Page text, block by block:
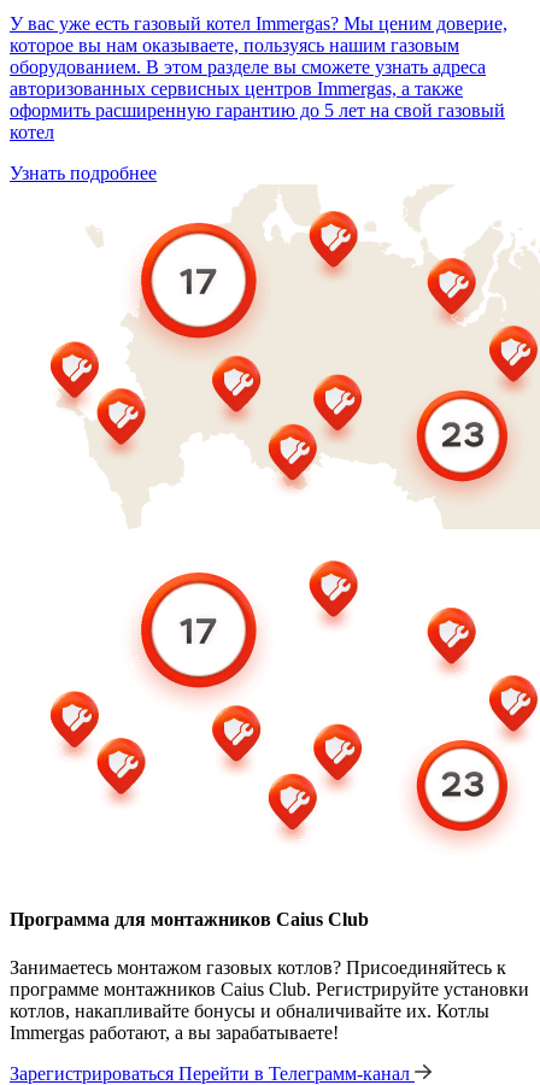
У вас уже есть газовый котел Immergas? Мы ценим доверие,
которое вы нам оказываете, пользуясь нашим газовым
оборудованием. В этом разделе вы сможете узнать адреса
авторизованных сервисных центров Immergas, а также
оформить расширенную гарантию до 5 лет на свой газовый
котел
Узнать подробнее
Программа для монтажников Caius Club
Занимаетесь монтажом газовых котлов? Присоединяйтесь к
программе монтажников Caius Club. Регистрируйте установки
котлов, накапливайте бонусы и обналичивайте их. Котлы
Immergas работают, а вы зарабатываете!
Зарегистрироваться Перейти в Телеграмм-канал